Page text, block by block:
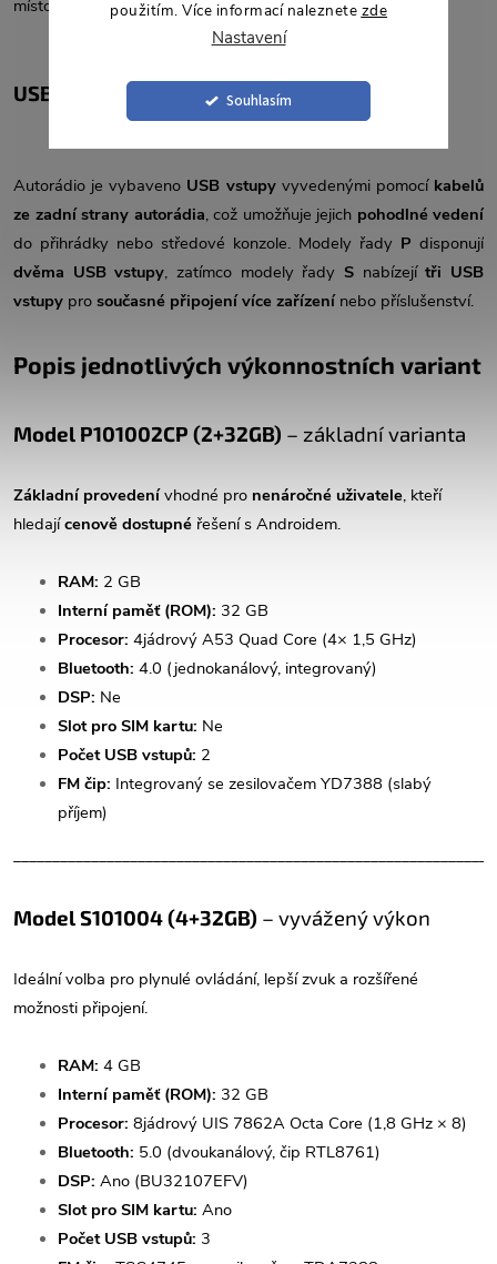
použitím. Více informací naleznete zde
Nastavení
Souhlasím
místo ve vozidle.
USB vstupy
Autorádio je vybaveno USB vstupyvyvedenými pomocí kabelů
ze zadní strany autorádia, což umožňuje jejich pohodlné vedení
do přihrádky nebo středové konzole. Modely řady P disponují
dvěma USB vstupy, zatímco modely řady S nabízejítři USB
vstupy pro současné připojení více zařízení nebo příslušenství.
Popis jednotlivých výkonnostních variant
Model P101002CP (2+32GB) – základní varianta
Základní provedenívhodné pro nenáročné uživatele, kteří
hledajícenově dostupné řešení s Androidem.
RAM: 2 GB
Interní paměť (ROM): 32 GB
Procesor: 4jádrový A53 Quad Core (4× 1,5 GHz)
Bluetooth: 4.0 (jednokanálový, integrovaný)
DSP: Ne
Slot pro SIM kartu: Ne
Počet USB vstupů: 2
FM čip: Integrovaný se zesilovačem YD7388 (slabý
příjem)
Model S101004 (4+32GB) – vyvážený výkon
Ideální volba pro plynulé ovládání, lepší zvuk a rozšířené
možnosti připojení.
RAM: 4 GB
Interní paměť (ROM): 32 GB
Procesor: 8jádrový UIS 7862A Octa Core (1,8 GHz × 8)
Bluetooth: 5.0 (dvoukanálový, čip RTL8761)
DSP: Ano (BU32107EFV)
Slot pro SIM kartu: Ano
Počet USB vstupů: 3